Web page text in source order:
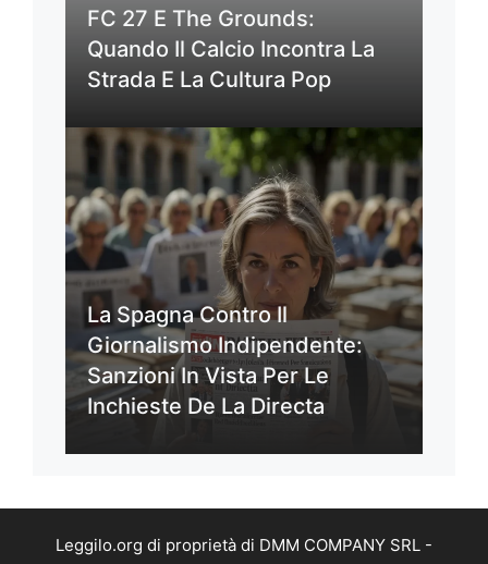
FC 27 E The Grounds:
Quando Il Calcio Incontra La
Strada E La Cultura Pop
La Spagna Contro Il
Giornalismo Indipendente:
Sanzioni In Vista Per Le
Inchieste De La Directa
Leggilo.org di proprietà di DMM COMPANY SRL -